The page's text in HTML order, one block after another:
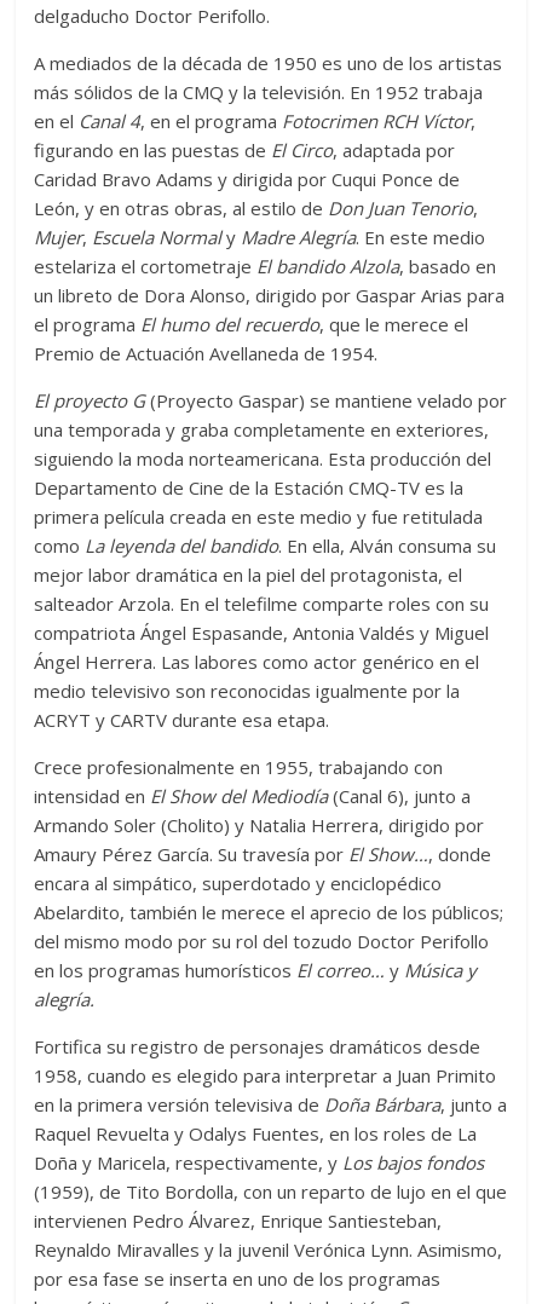
delgaducho Doctor Perifollo.
A mediados de la década de 1950 es uno de los artistas
más sólidos de la CMQ y la televisión. En 1952 trabaja
en el Canal 4, en el programa Fotocrimen RCH Víctor,
figurando en las puestas de El Circo, adaptada por
Caridad Bravo Adams y dirigida por Cuqui Ponce de
León, y en otras obras, al estilo de Don Juan Tenorio,
Mujer, Escuela Normaly Madre Alegría. En este medio
estelariza el cortometraje El bandido Alzola, basado en
un libreto de Dora Alonso, dirigido por Gaspar Arias para
el programa El humo del recuerdo, que le merece el
Premio de Actuación Avellaneda de 1954.
El proyecto G(Proyecto Gaspar) se mantiene velado por
una temporada y graba completamente en exteriores,
siguiendo la moda norteamericana. Esta producción del
Departamento de Cine de la Estación CMQ-TV es la
primera película creada en este medio y fue retitulada
como La leyenda del bandido. En ella, Alván consuma su
mejor labor dramática en la piel del protagonista, el
salteador Arzola. En el telefilme comparte roles con su
compatriota Ángel Espasande, Antonia Valdés y Miguel
Ángel Herrera. Las labores como actor genérico en el
medio televisivo son reconocidas igualmente por la
ACRYT y CARTV durante esa etapa.
Crece profesionalmente en 1955, trabajando con
intensidad en El Show del Mediodía(Canal 6), junto a
Armando Soler (Cholito) y Natalia Herrera, dirigido por
Amaury Pérez García. Su travesía por El Show…, donde
encara al simpático, superdotado y enciclopédico
Abelardito, también le merece el aprecio de los públicos;
del mismo modo por su rol del tozudo Doctor Perifollo
en los programas humorísticos El correo… y Música y
alegría.
Fortifica su registro de personajes dramáticos desde
1958, cuando es elegido para interpretar a Juan Primito
en la primera versión televisiva de Doña Bárbara, junto a
Raquel Revuelta y Odalys Fuentes, en los roles de La
Doña y Maricela, respectivamente, y Los bajos fondos
(1959), de Tito Bordolla, con un reparto de lujo en el que
intervienen Pedro Álvarez, Enrique Santiesteban,
Reynaldo Miravalles y la juvenil Verónica Lynn. Asimismo,
por esa fase se inserta en uno de los programas